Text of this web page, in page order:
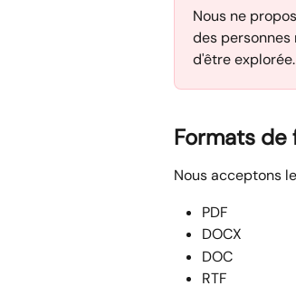
Nous ne
des
d'être explorée.
Formats
Nous acceptons
PDF
DOCX
DOC
RTF